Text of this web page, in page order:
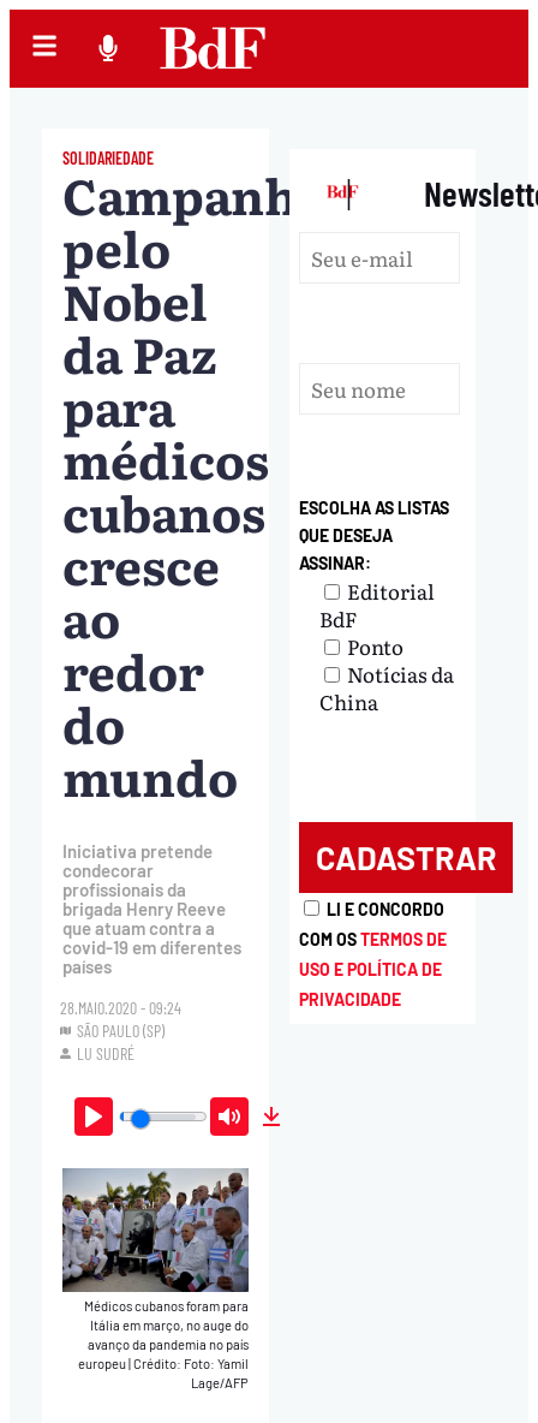
SOLIDARIEDADE
Campanha
pelo
Nobel
da Paz
para
médicos
cubanos
cresce
ao
redor
do
mundo
Iniciativa pretende
condecorar
profissionais da
brigada Henry Reeve
que atuam contra a
covid-19 em diferentes
países
28.MAIO.2020 - 09:24
SÃO PAULO (SP)
LU SUDRÉ
Play Mute
Médicos cubanos foram para
Itália em março, no auge do
avanço da pandemia no país
europeu Crédito: Foto: Yamil
Lage/AFP
|
ESCOLHA AS LISTAS
QUE DESEJA
ASSINAR:
Editorial
BdF
Ponto
Notícias da
China
LI E CONCORDO
COM OSTERMOS DE
USO E POLÍTICA DE
PRIVACIDADE